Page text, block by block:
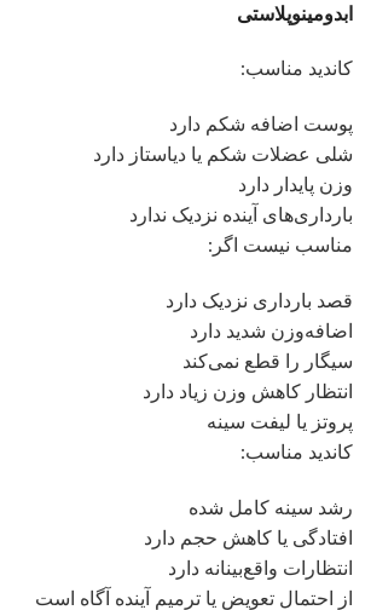
ابدومینوپلاستی
کاندید مناسب:
پوست اضافه شکم دارد
شلی عضلات شکم یا دیاستاز دارد
وزن پایدار دارد
بارداری‌های آینده نزدیک ندارد
مناسب نیست اگر:
قصد بارداری نزدیک دارد
اضافه‌وزن شدید دارد
سیگار را قطع نمی‌کند
انتظار کاهش وزن زیاد دارد
پروتز یا لیفت سینه
کاندید مناسب:
رشد سینه کامل شده
افتادگی یا کاهش حجم دارد
انتظارات واقع‌بینانه دارد
از احتمال تعویض یا ترمیم آینده آگاه است